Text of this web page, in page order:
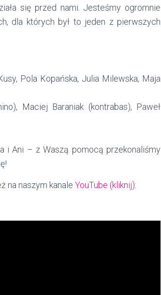
się przed nami. Jesteśmy ogromnie
dla których był to jeden z pierwszych
Pola Kopańska, Julia Milewska, Maja
Maciej Baraniak (kontrabas), Paweł
i Ani – z Waszą pomocą przekonaliśmy
na naszym kanale YouTube (kliknij):